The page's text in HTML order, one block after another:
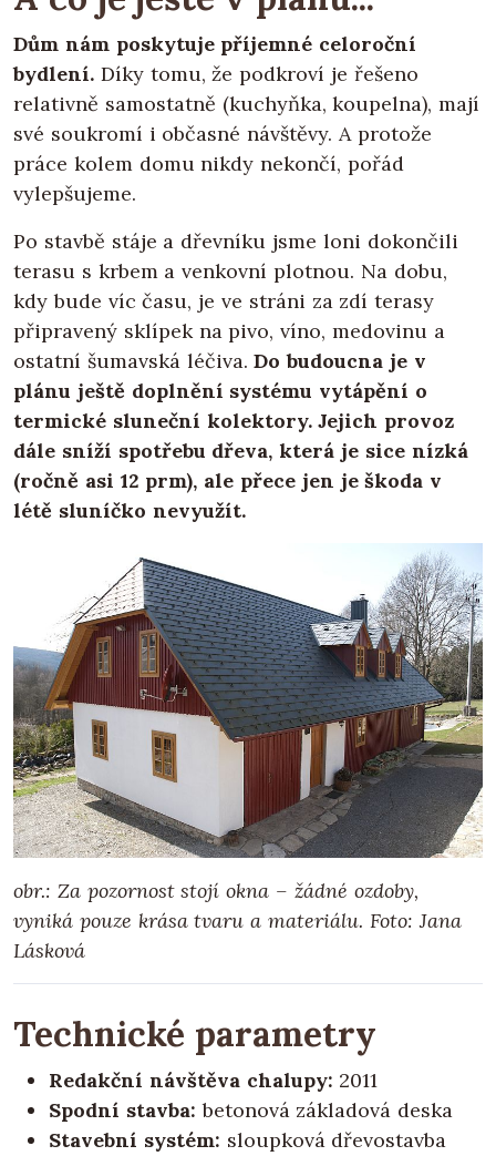
Dům nám poskytuje příjemné celoroční
bydlení. Díky tomu, že podkroví je řešeno
relativně samostatně (kuchyňka, koupelna), mají
své soukromí i občasné návštěvy. A protože
práce kolem domu nikdy nekončí, pořád
vylepšujeme.
Po stavbě stáje a dřevníku jsme loni dokončili
terasu s krbem a venkovní plotnou. Na dobu,
kdy bude víc času, je ve stráni za zdí terasy
připravený sklípek na pivo, víno, medovinu a
ostatní šumavská léčiva.Do budoucna je v
plánu ještě doplnění systému vytápění o
termické sluneční kolektory. Jejich provoz
dále sníží spotřebu dřeva, která je sice nízká
(ročně asi 12 prm), ale přece jen je škoda v
létě sluníčko nevyužít.
obr.: Za pozornost stojí okna – žádné ozdoby,
vyniká pouze krása tvaru a materiálu. Foto: Jana
Lásková
Technické parametry
Redakční návštěva chalupy: 2011
Spodní stavba: betonová základová deska
Stavební systém: sloupková dřevostavba